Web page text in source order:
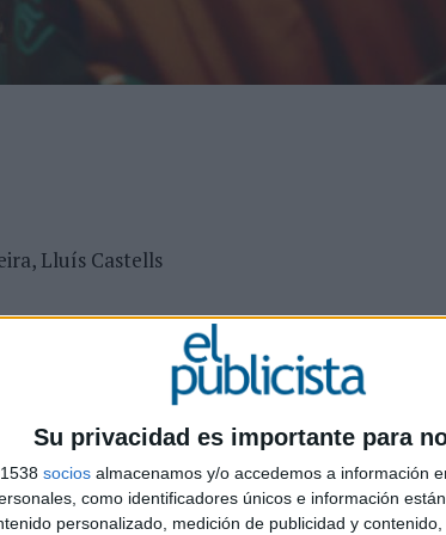
Su privacidad es importante para
socios almacenamos y/o accedemos a información
como identificadores únicos e información
personalizado, medición de publicidad y
REGRESO DEL FÚTBOL
Lluís Castells